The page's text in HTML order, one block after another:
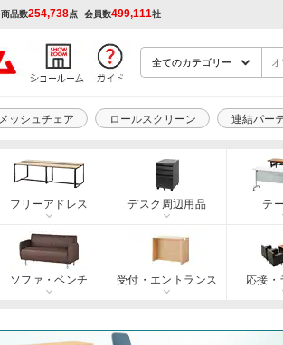
商品数254,738点 会員数499,111社
メッシュチェア ロールスクリーン 連結パー
フリーアドレス デスク周辺用品 テ
ソファ・ベンチ 受付・エントランス 応接・